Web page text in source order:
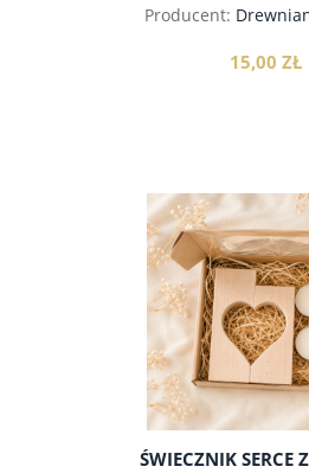
Producent:
15,00 ZŁ
do
ŚWIECZNIK SERCE